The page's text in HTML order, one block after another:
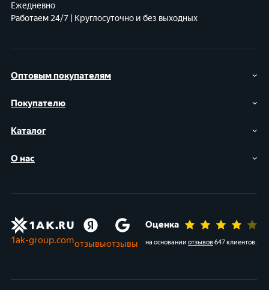
Оптовым покупателям
Покупателю
Каталог
О нас
Ежедневно
Работаем 24/7 | Круглосуточно и без выходных
1ak-group.comотзывыотзывы
Оценка
на основании отзывов647 клиентов.